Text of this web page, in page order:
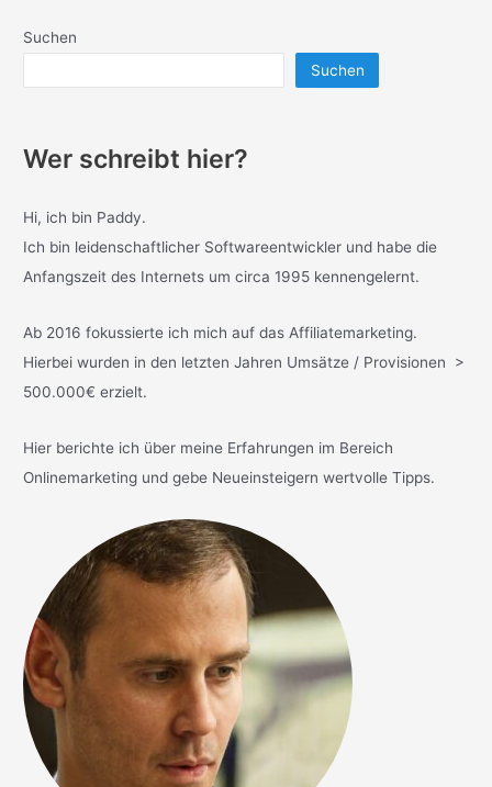
Suchen
Suchen
Wer schreibt hier?
Hi, ich bin Paddy.
Ich bin leidenschaftlicher Softwareentwickler und habe die
Anfangszeit des Internets um circa 1995 kennengelernt.
Ab 2016 fokussierte ich mich auf das Affiliatemarketing.
Hierbei wurden in den letzten Jahren Umsätze / Provisionen >
500.000€ erzielt.
Hier berichte ich über meine Erfahrungen im Bereich
Onlinemarketing und gebe Neueinsteigern wertvolle Tipps.